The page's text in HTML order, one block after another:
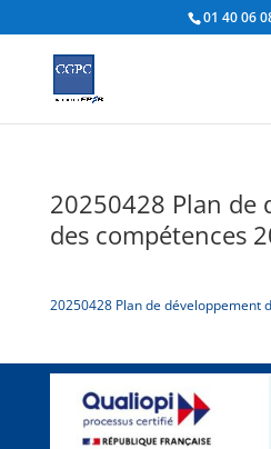
01 40 06
20250428 Plan de
des compétences
20250428 Plan de développement